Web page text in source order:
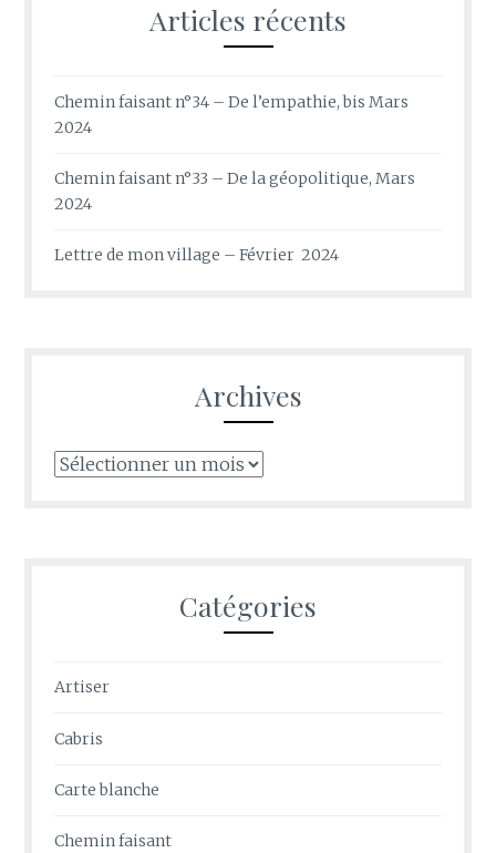
Articles récents
Chemin faisant n°34 – De l’empathie, bis Mars
2024
Chemin faisant n°33 – De la géopolitique, Mars
2024
Lettre de mon village – Février 2024
Archives
Archives
Catégories
Artiser
Cabris
Carte blanche
Chemin faisant